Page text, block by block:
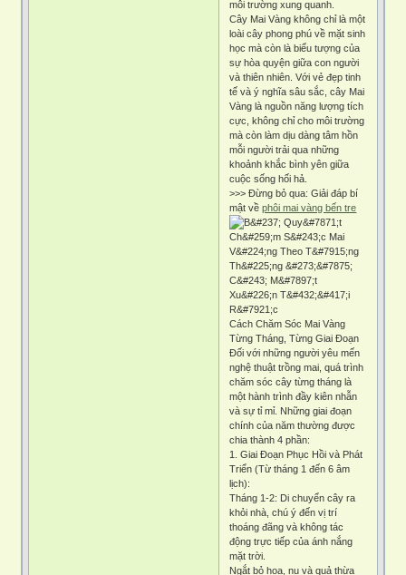
môi trường xung quanh.
Cây Mai Vàng không chỉ là một
loài cây phong phú về mặt sinh
học mà còn là biểu tượng của
sự hòa quyện giữa con người
và thiên nhiên. Với vẻ đẹp tinh
tế và ý nghĩa sâu sắc, cây Mai
Vàng là nguồn năng lượng tích
cực, không chỉ cho môi trường
mà còn làm dịu dàng tâm hồn
mỗi người trải qua những
khoảnh khắc bình yên giữa
cuộc sống hối hả.
>>> Đừng bỏ qua: Giải đáp bí
mật vềphôi mai vàng bến tre
Cách Chăm Sóc Mai Vàng
Từng Tháng, Từng Giai Đoạn
Đối với những người yêu mến
nghệ thuật trồng mai, quá trình
chăm sóc cây từng tháng là
một hành trình đầy kiên nhẫn
và sự tỉ mỉ. Những giai đoạn
chính của năm thường được
chia thành 4 phần:
1. Giai Đoạn Phục Hồi và Phát
Triển (Từ tháng 1 đến 6 âm
lịch):
Tháng 1-2: Di chuyển cây ra
khỏi nhà, chú ý đến vị trí
thoáng đãng và không tác
động trực tiếp của ánh nắng
mặt trời.
Ngắt bỏ hoa, nụ và quả thừa